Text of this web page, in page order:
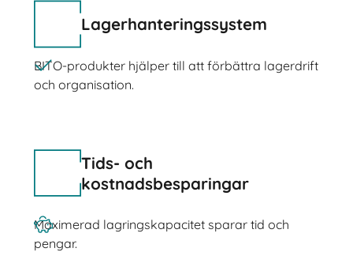
Lagerhanteringssystem
BITO-produkter hjälper till att förbättra lagerdrift
och organisation.
Tids- och
kostnadsbesparingar
Maximerad lagringskapacitet sparar tid och
pengar.